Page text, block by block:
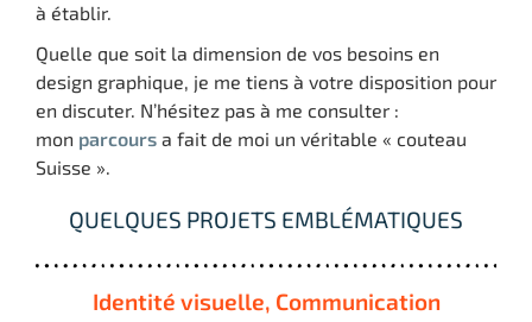
à établir.
Quelle que soit la dimension de vos besoins en
design graphique, je me tiens à votre disposition pour
en discuter. N’hésitez pas à me consulter :
mon parcours a fait de moi un véritable « couteau
Suisse ».
QUELQUES PROJETS EMBLÉMATIQUES
Identité visuelle, Communication